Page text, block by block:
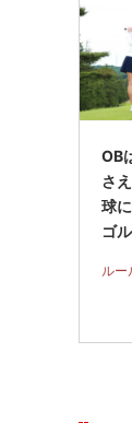
OB
さ
球
ゴ
ルー